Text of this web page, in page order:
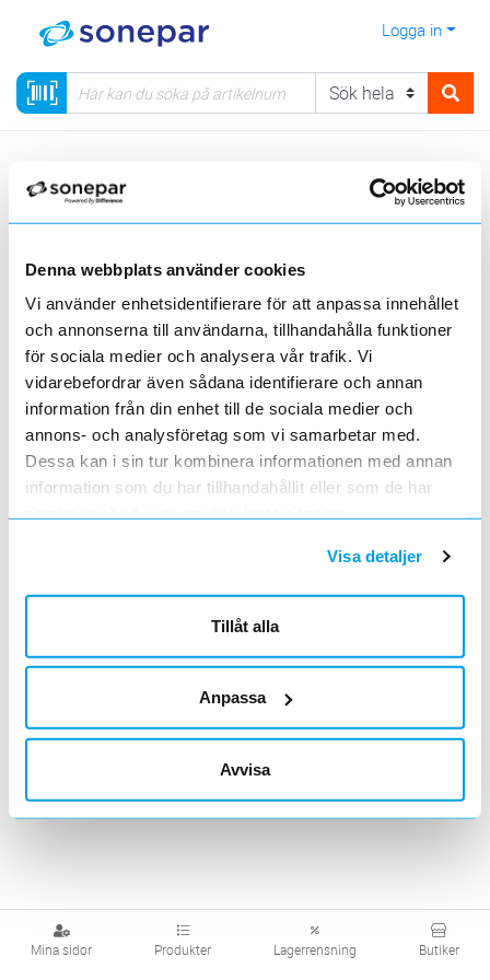
Denna webbplats använder cookies
Vi använder enhetsidentifierare för att anpassa innehållet
och annonserna till användarna, tillhandahålla funktioner
för sociala medier och analysera vår trafik. Vi
vidarebefordrar även sådana identifierare och annan
information från din enhet till de sociala medier och
annons- och analysföretag som vi samarbetar med.
Dessa kan i sin tur kombinera informationen med annan
information som du har tillhandahållit eller som de har
samlat in när du har använt deras tjänster.
Visa detaljer
Tillåt alla
Anpassa
Avvisa
Logga in
Mina sidor Produkter Lagerrensning Butiker
Visa produkter från alla underliggande kategorier
Stolpskor
Tillbehör till
stolpskor
Visa produkter från alla underliggande kategorier